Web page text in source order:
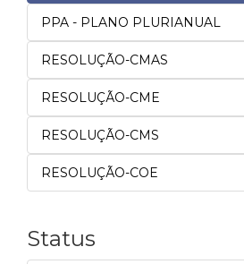
PPA - PLANO PLURIANUAL
RESOLUÇÃO-CMAS
RESOLUÇÃO-CME
RESOLUÇÃO-CMS
RESOLUÇÃO-COE
Status